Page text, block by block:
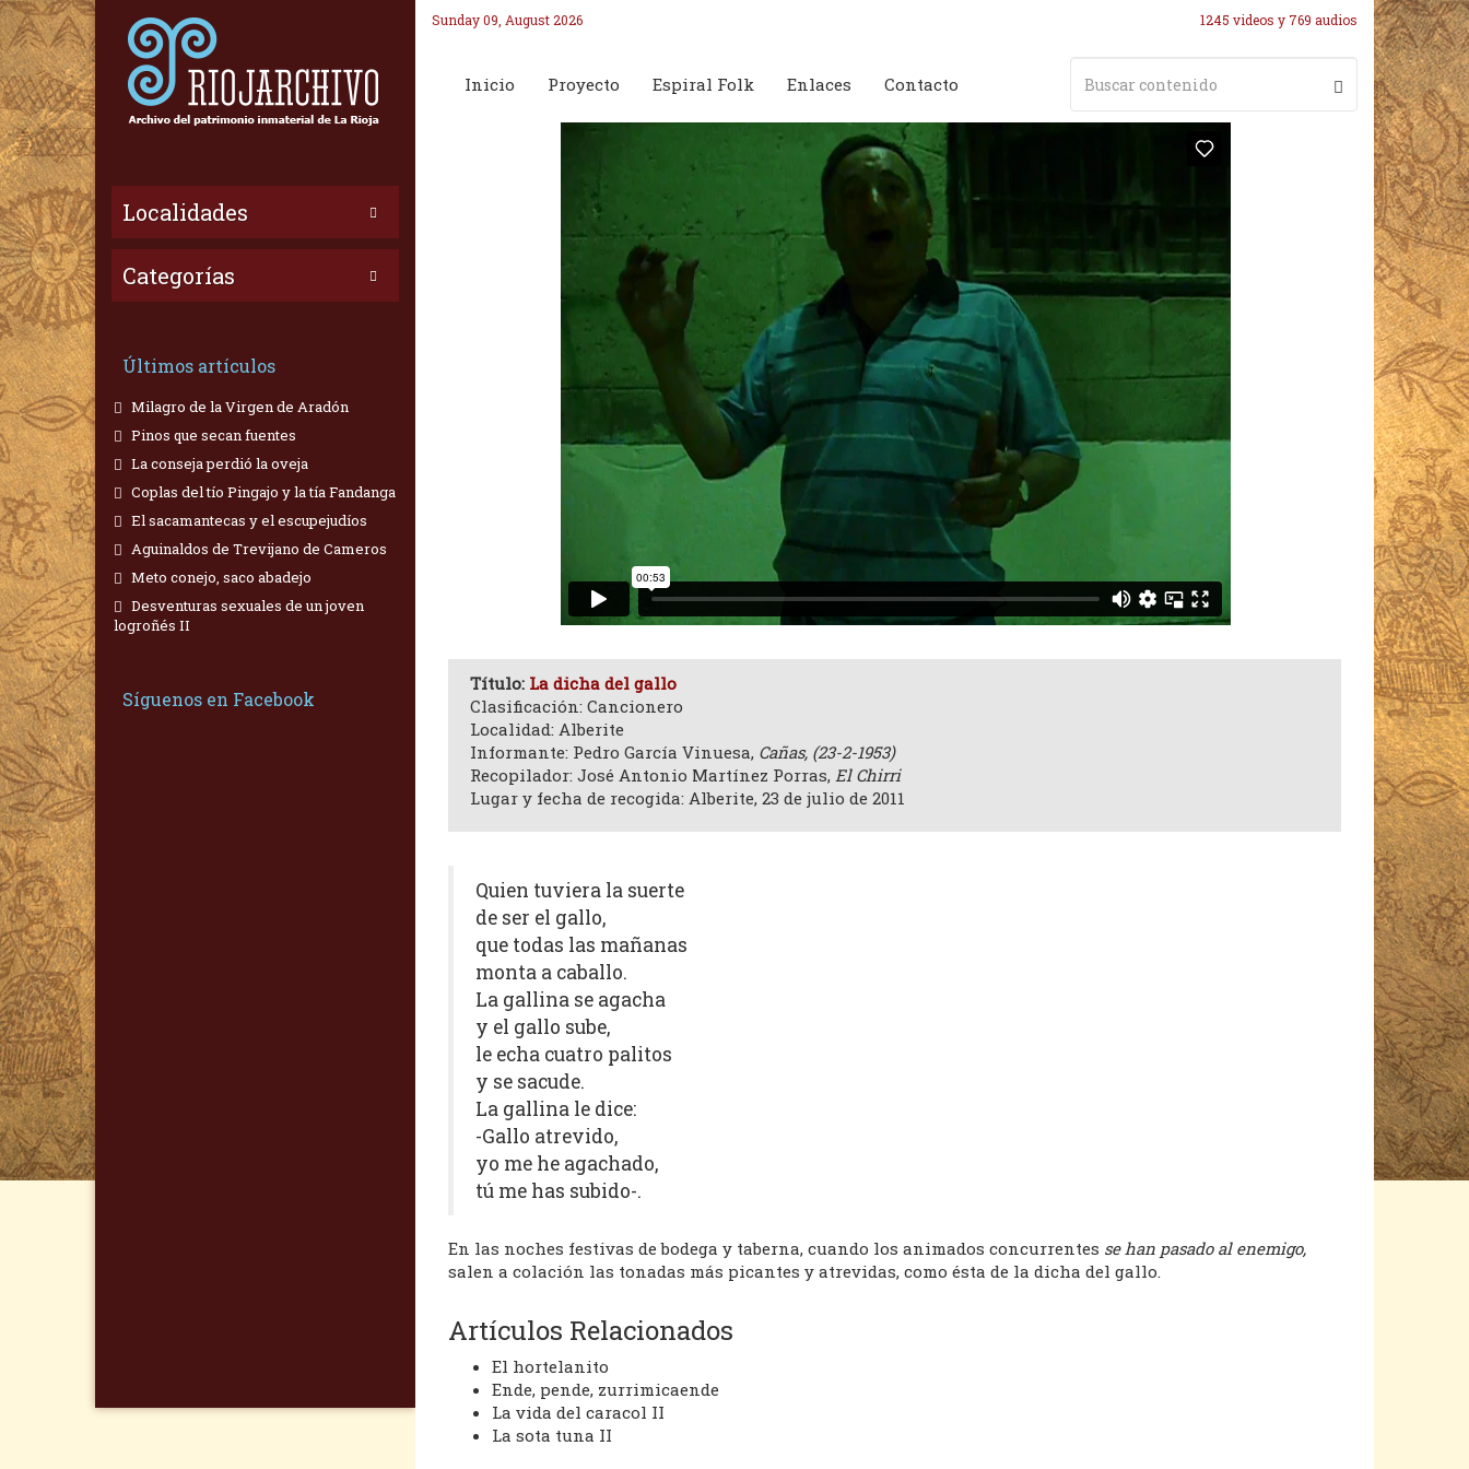
Localidades
Categorías
Últimos artículos
Milagro de la Virgen de Aradón
Pinos que secan fuentes
La conseja perdió la oveja
Coplas del tío Pingajo y la tía Fandanga
El sacamantecas y el escupejudíos
Aguinaldos de Trevijano de Cameros
Meto conejo, saco abadejo
Desventuras sexuales de un joven
logroñés II
Síguenos en Facebook
Sunday 09, August 2026 1245 videos y 769 audios
Inicio Proyecto Espiral Folk Enlaces Contacto
Título: La dicha del gallo
Clasificación: Cancionero
Localidad: Alberite
Informante: Pedro García Vinuesa, Cañas, (23-2-1953)
Recopilador: José Antonio Martínez Porras, El Chirri
Lugar y fecha de recogida: Alberite, 23 de julio de 2011
Quien tuviera la suerte
de ser el gallo,
que todas las mañanas
monta a caballo.
La gallina se agacha
y el gallo sube,
le echa cuatro palitos
y se sacude.
La gallina le dice:
-Gallo atrevido,
yo me he agachado,
tú me has subido-.
En las noches festivas de bodega y taberna, cuando los animados concurrentes se han pasado al enemigo,
salen a colación las tonadas más picantes y atrevidas, como ésta de la dicha del gallo.
Artículos Relacionados
El hortelanito
Ende, pende, zurrimicaende
La vida del caracol II
La sota tuna II